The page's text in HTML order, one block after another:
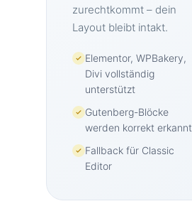
zurechtkommt – dein
Layout bleibt intakt.
Elementor, WPBakery,
Divi vollständig
unterstützt
Gutenberg-Blöcke
werden korrekt erkannt
Fallback für Classic
Editor